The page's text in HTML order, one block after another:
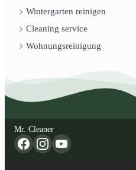
Wintergarten reinigen
Cleaning service
Wohnungsreinigung
Mr. Cleaner